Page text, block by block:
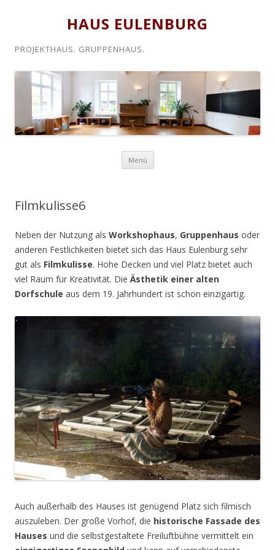
HAUS EULENBURG
PROJEKTHAUS. GRUPPENHAUS.
Menü Zum
springen
Filmkulisse6
Neben der Nutzung als Workshophaus, Gruppenhaus oder
anderen Festlichkeiten bietet sich das Haus Eulenburg sehr
gut als Filmkulisse. Hohe Decken und viel Platz bietet auch
viel Raum für Kreativität. DieÄsthetik einer alten
Dorfschule aus dem 19. Jahrhundert ist schon einzigartig.
Auch außerhalb des Hauses ist genügend Platz sich filmisch
auszuleben. Der große Vorhof, die historische Fassade des
Hauses und die selbstgestaltete Freiluftbühne vermittelt ein